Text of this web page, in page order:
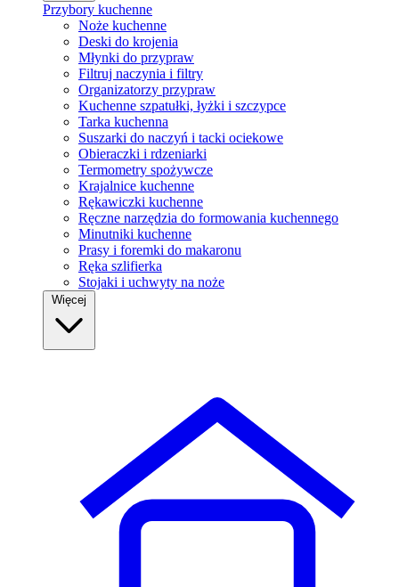
Przybory kuchenne
Noże kuchenne
Deski do krojenia
Młynki do przypraw
Filtruj naczynia i filtry
Organizatorzy przypraw
Kuchenne szpatułki, łyżki i szczypce
Tarka kuchenna
Suszarki do naczyń i tacki ociekowe
Obieraczki i rdzeniarki
Termometry spożywcze
Krajalnice kuchenne
Rękawiczki kuchenne
Ręczne narzędzia do formowania kuchennego
Minutniki kuchenne
Prasy i foremki do makaronu
Ręka szlifierka
Stojaki i uchwyty na noże